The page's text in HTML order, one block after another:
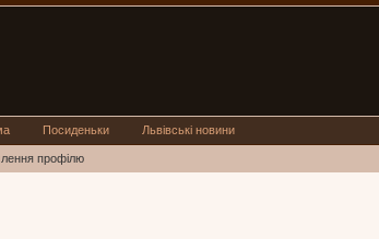
профілю
Посиденьки Львівські новини